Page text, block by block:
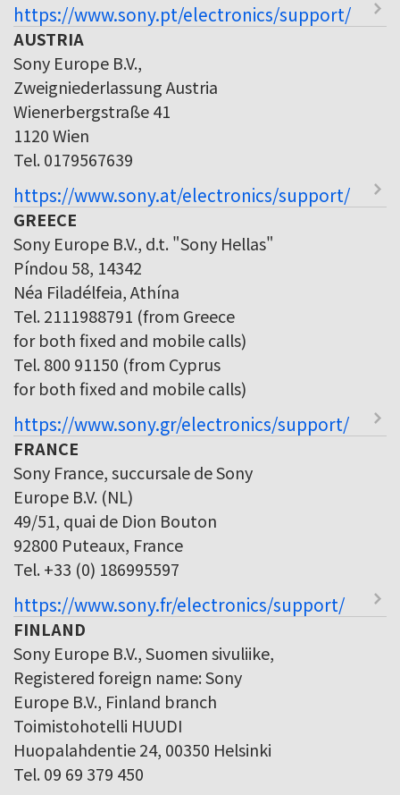
https://www.sony.pt/electronics/support/
AUSTRIA
Sony Europe B.V.,
Zweigniederlassung Austria
Wienerbergstraße 41
1120 Wien
Tel. 0179567639
https://www.sony.at/electronics/support/
GREECE
Sony Europe B.V., d.t. "Sony Hellas"
Píndou 58, 14342
Néa Filadélfeia, Athína
Tel. 2111988791 (from Greece
for both fixed and mobile calls)
Tel. 800 91150 (from Cyprus
for both fixed and mobile calls)
https://www.sony.gr/electronics/support/
FRANCE
Sony France, succursale de Sony
Europe B.V. (NL)
49/51, quai de Dion Bouton
92800 Puteaux, France
Tel. +33 (0) 186995597
https://www.sony.fr/electronics/support/
FINLAND
Sony Europe B.V., Suomen sivuliike,
Registered foreign name: Sony
Europe B.V., Finland branch
Toimistohotelli HUUDI
Huopalahdentie 24, 00350 Helsinki
Tel. 09 69 379 450